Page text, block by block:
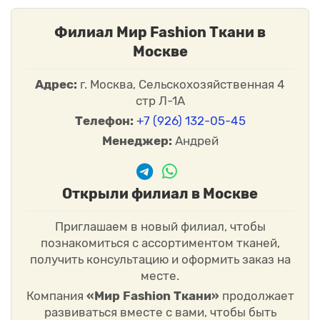
Филиал Мир Fashion Ткани в
Москве
Адрес: г. Москва, Сельскохозяйственная 4
стр Л-1А
Телефон: +7 (926) 132-05-45
Менеджер: Андрей
Открыли филиал в Москве
Приглашаем в новый филиал, чтобы
познакомиться с ассортиментом тканей,
получить консультацию и оформить заказ на
месте.
Компания «Мир Fashion Ткани» продолжает
развиваться вместе с вами, чтобы быть